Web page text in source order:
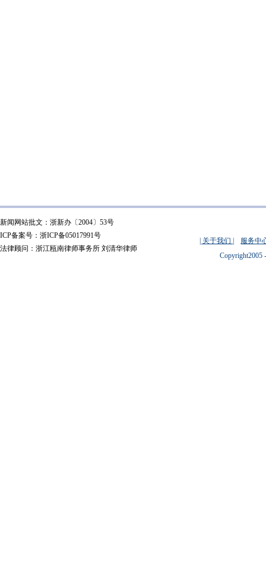
新闻网站批文：浙新办〔2004〕53号
ICP备案号：浙ICP备05017991号
法律顾问：浙江瓯南律师事务所 刘清华律师
| 关于我们 |
服务中
Copyright2005